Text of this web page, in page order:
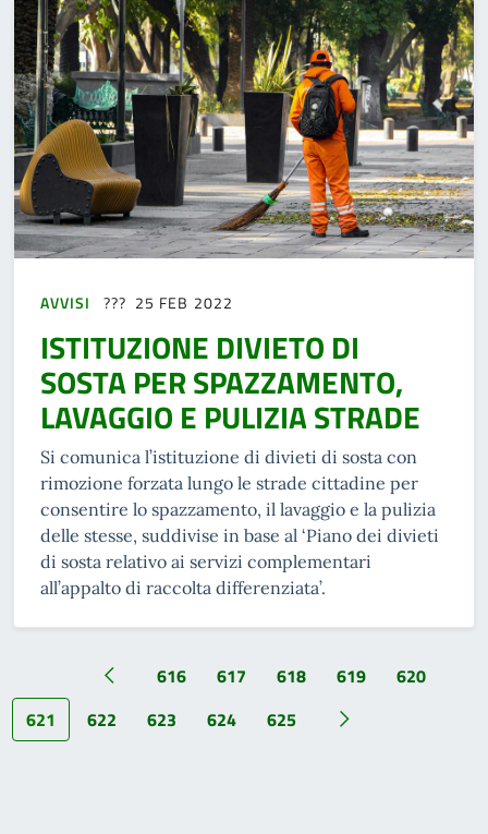
AVVISI 25 FEB 2022
ISTITUZIONE DIVIETO DI
SOSTA PER SPAZZAMENTO,
LAVAGGIO E PULIZIA STRADE
Si comunica l’istituzione di divieti di sosta con
rimozione forzata lungo le strade cittadine per
consentire lo spazzamento, il lavaggio e la pulizia
delle stesse, suddivise in base al ‘Piano dei divieti
di sosta relativo ai servizi complementari
all’appalto di raccolta differenziata’.
616 617 618 619
620
621
622 623 624 625